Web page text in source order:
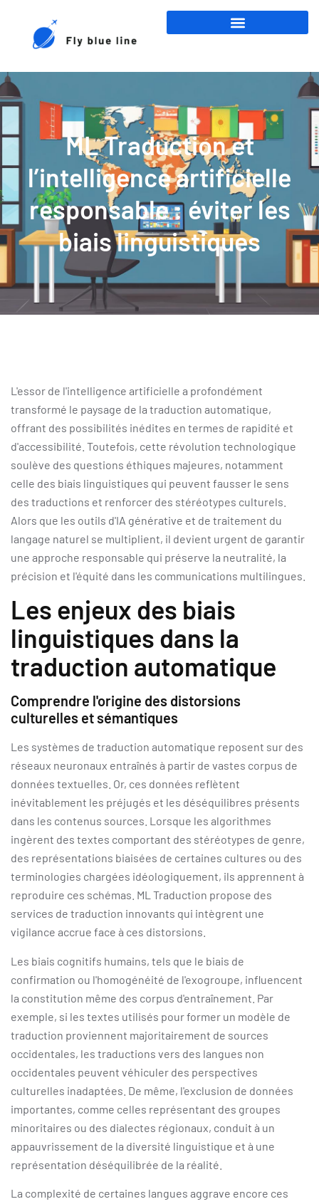
ML Traduction et
l’intelligence artificielle
responsable : éviter les
biais linguistiques
L'essor de l'intelligence artificielle a profondément
transformé le paysage de la traduction automatique,
offrant des possibilités inédites en termes de rapidité et
d'accessibilité. Toutefois, cette révolution technologique
soulève des questions éthiques majeures, notamment
celle des biais linguistiques qui peuvent fausser le sens
des traductions et renforcer des stéréotypes culturels.
Alors que les outils d'IA générative et de traitement du
langage naturel se multiplient, il devient urgent de garantir
une approche responsable qui préserve la neutralité, la
précision et l'équité dans les communications multilingues.
Les enjeux des biais
linguistiques dans la
traduction automatique
Comprendre l'origine des distorsions
culturelles et sémantiques
Les systèmes de traduction automatique reposent sur des
réseaux neuronaux entraînés à partir de vastes corpus de
données textuelles. Or, ces données reflètent
inévitablement les préjugés et les déséquilibres présents
dans les contenus sources. Lorsque les algorithmes
ingèrent des textes comportant des stéréotypes de genre,
des représentations biaisées de certaines cultures ou des
terminologies chargées idéologiquement, ils apprennent à
reproduire ces schémas. ML Traduction propose des
services de traduction innovants qui intègrent une
vigilance accrue face à ces distorsions.
Les biais cognitifs humains, tels que le biais de
confirmation ou l'homogénéité de l'exogroupe, influencent
la constitution même des corpus d'entraînement. Par
exemple, si les textes utilisés pour former un modèle de
traduction proviennent majoritairement de sources
occidentales, les traductions vers des langues non
occidentales peuvent véhiculer des perspectives
culturelles inadaptées. De même, l'exclusion de données
importantes, comme celles représentant des groupes
minoritaires ou des dialectes régionaux, conduit à un
appauvrissement de la diversité linguistique et à une
représentation déséquilibrée de la réalité.
La complexité de certaines langues aggrave encore ces